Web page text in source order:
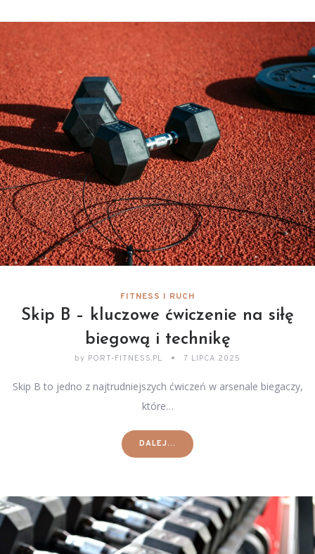
FITNESS I RUCH
Skip B – kluczowe ćwiczenie na siłę
biegową i technikę
by PORT-FITNESS.PL 7 LIPCA 2025
Skip B to jedno z najtrudniejszych ćwiczeń w arsenale biegaczy,
które…
DALEJ...